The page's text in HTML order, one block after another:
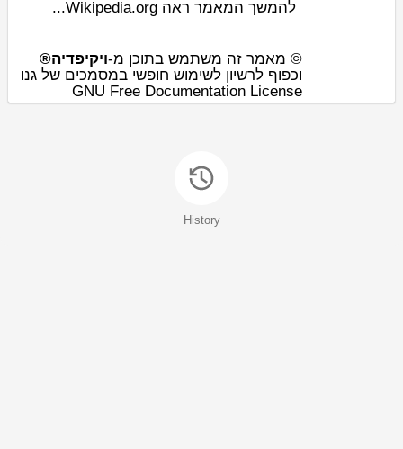
להמשך המאמר ראה Wikipedia.org...
© מאמר זה משתמש בתוכן מ-ויקיפדיה®
וכפוף לרשיון לשימוש חופשי במסמכים של גנו
GNU Free Documentation License
History